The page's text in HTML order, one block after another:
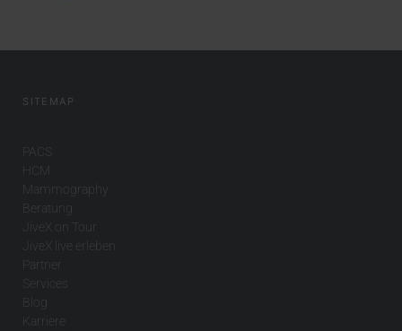
SITEMAP
PACS
HCM
Mammography
Beratung
JiveX on Tour
JiveX live erleben
Partner
Services
Blog
Karriere